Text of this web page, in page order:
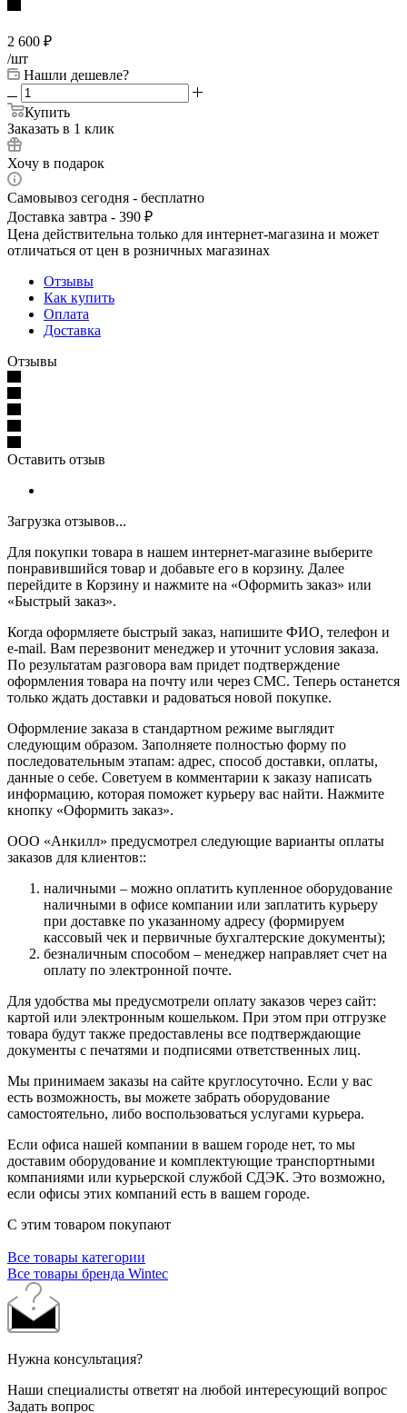
2 600 ₽
/шт
Нашли дешевле?
Купить
Заказать в 1 клик
Хочу в подарок
Самовывоз сегодня - бесплатно
Доставка завтра - 390 ₽
Цена действительна только для интернет-магазина и может
отличаться от цен в розничных магазинах
Отзывы
Как купить
Оплата
Доставка
Отзывы
Оставить отзыв
Загрузка отзывов...
Для покупки товара в нашем интернет-магазине выберите
понравившийся товар и добавьте его в корзину. Далее
перейдите в Корзину и нажмите на «Оформить заказ» или
«Быстрый заказ».
Когда оформляете быстрый заказ, напишите ФИО, телефон и
e-mail. Вам перезвонит менеджер и уточнит условия заказа.
По результатам разговора вам придет подтверждение
оформления товара на почту или через СМС. Теперь останется
только ждать доставки и радоваться новой покупке.
Оформление заказа в стандартном режиме выглядит
следующим образом. Заполняете полностью форму по
последовательным этапам: адрес, способ доставки, оплаты,
данные о себе. Советуем в комментарии к заказу написать
информацию, которая поможет курьеру вас найти. Нажмите
кнопку «Оформить заказ».
ООО «Анкилл» предусмотрел следующие варианты оплаты
заказов для клиентов::
наличными – можно оплатить купленное оборудование
наличными в офисе компании или заплатить курьеру
при доставке по указанному адресу (формируем
кассовый чек и первичные бухгалтерские документы);
безналичным способом – менеджер направляет счет на
оплату по электронной почте.
Для удобства мы предусмотрели оплату заказов через сайт:
картой или электронным кошельком. При этом при отгрузке
товара будут также предоставлены все подтверждающие
документы с печатями и подписями ответственных лиц.
Мы принимаем заказы на сайте круглосуточно. Если у вас
есть возможность, вы можете забрать оборудование
самостоятельно, либо воспользоваться услугами курьера.
Если офиса нашей компании в вашем городе нет, то мы
доставим оборудование и комплектующие транспортными
компаниями или курьерской службой СДЭК. Это возможно,
если офисы этих компаний есть в вашем городе.
С этим товаром покупают
Все товары категории
Все товары бренда Wintec
Нужна консультация?
Наши специалисты ответят на любой интересующий вопрос
Задать вопрос